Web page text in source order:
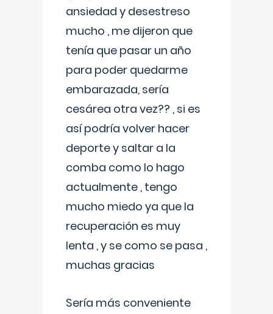
ansiedad y desestreso
mucho , me dijeron que
tenía que pasar un año
para poder quedarme
embarazada, sería
cesárea otra vez?? , si es
así podría volver hacer
deporte y saltar a la
comba como lo hago
actualmente , tengo
mucho miedo ya que la
recuperación es muy
lenta , y se como se pasa ,
muchas gracias
Sería más conveniente